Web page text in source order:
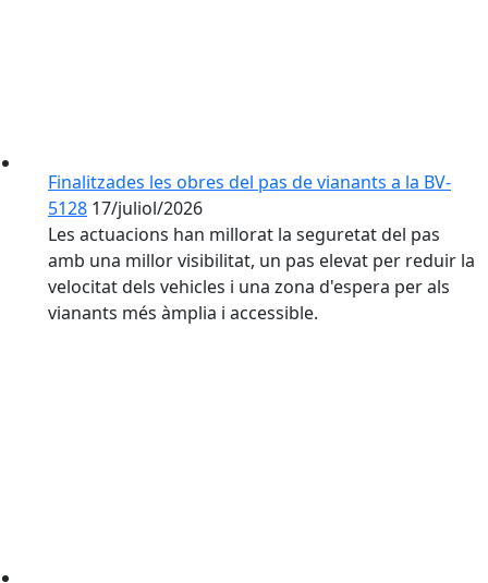
Finalitzades les obres del pas de vianants a la BV-
5128 17/juliol/2026
Les actuacions han millorat la seguretat del pas
amb una millor visibilitat, un pas elevat per reduir la
velocitat dels vehicles i una zona d'espera per als
vianants més àmplia i accessible.